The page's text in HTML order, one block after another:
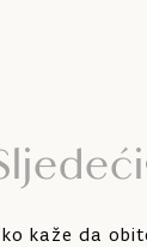
kaže da